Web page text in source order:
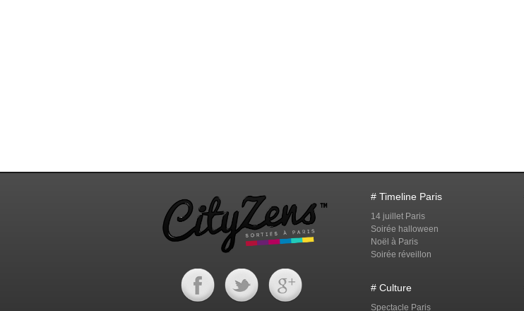
# Timeline Paris
14 juillet Paris
Soirée halloween
Noël à Paris
Soirée réveillon
# Culture
Spectacle Paris